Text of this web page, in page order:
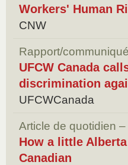
Workers' Human
CNW
Rapport/
UFCW Canada
discrimination
UFCWCanada
Article de quotidien
How a little
Canadian